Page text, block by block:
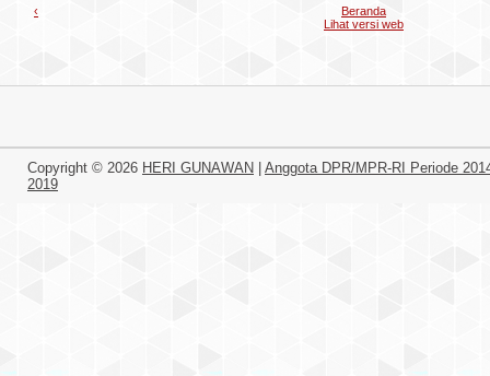
‹
Beranda
Lihat versi web
Copyright © 2026 HERI GUNAWAN
Anggota DPR/MPR-RI Periode
2019